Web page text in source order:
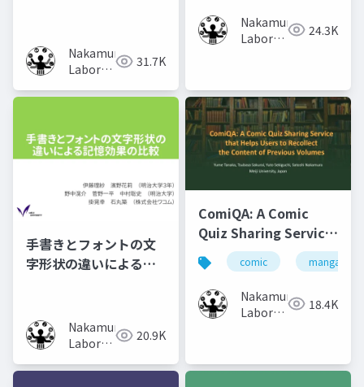
Nakamura
Laboratory
University)
31.7K
Nakamura
Laboratory 24.3K
手書きとフォントの文
字形状の違いによる記
Nakamura
Laboratory
University)
20.9K
ComiQA: A Comic
Quiz Sharing Service
that Helps Users to
Recollect the
Content of Previous
Volumes
comic manga
Nakamura
Laboratory 18.4K